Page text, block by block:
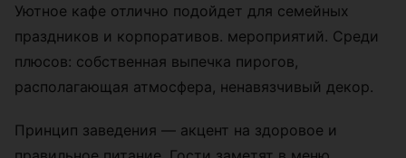
Уютное кафе отлично подойдет для семейных
праздников и корпоративов. мероприятий. Среди
плюсов: собственная выпечка пирогов,
располагающая атмосфера, ненавязчивый декор.
Принцип заведения — акцент на здоровое и